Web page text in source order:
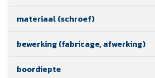
materiaal (schroef)
bewerking (fabricage, afwerking)
boordiepte